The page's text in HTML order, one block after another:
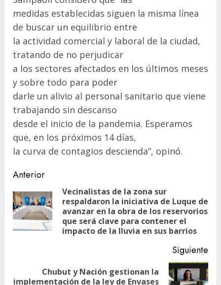
medidas establecidas siguen la misma línea
de buscar un equilibrio entre
la actividad comercial y laboral de la ciudad,
tratando de no perjudicar
a los sectores afectados en los últimos meses
y sobre todo para poder
darle un alivio al personal sanitario que viene
trabajando sin descanso
desde el inicio de la pandemia. Esperamos
que, en los próximos 14 días,
la curva de contagios descienda”, opinó.
Navegación
de
entradas
Anterior
Vecinalistas de la zona sur
respaldaron la iniciativa de Luque de
avanzar en la obra de los reservorios
que será clave para contener el
impacto de la lluvia en sus barrios
Siguiente
Siguiente
Chubut y Nación gestionan la
implementación de la ley de Envases